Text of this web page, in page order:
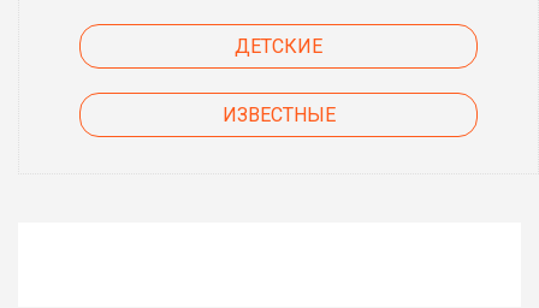
ДЕТСКИЕ
ИЗВЕСТНЫЕ